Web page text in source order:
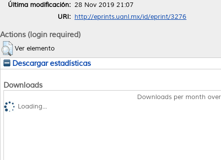
Última modificación: 28 Nov 2019 21:07
URI: http://eprints.uanl.mx/id/eprint/3276
Actions (login required)
Ver elemento
Descargar estadísticas
Downloads
Downloads per month
Loading...